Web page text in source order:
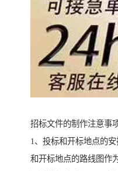
招标文件的制作注意事项
1、投标和开标地点的
和开标地点的路线图作